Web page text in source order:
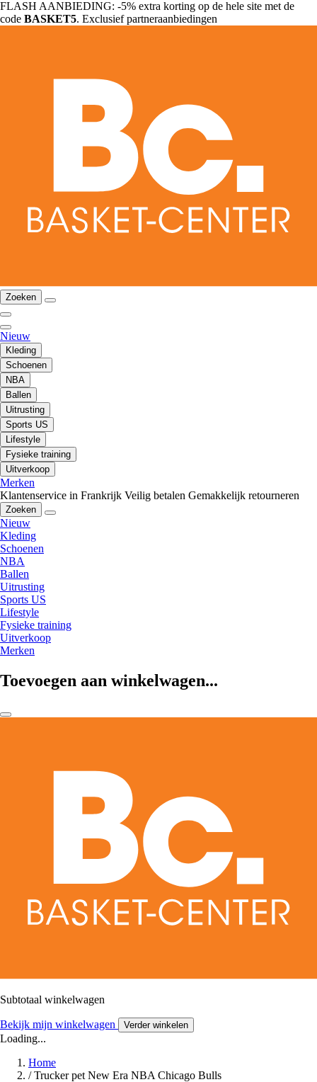
FLASH AANBIEDING: -5% extra korting op de hele site met de
code BASKET5. Exclusief partneraanbiedingen
Zoeken
Nieuw
Kleding
Schoenen
NBA
Ballen
Uitrusting
Sports US
Lifestyle
Fysieke training
Uitverkoop
Merken
Klantenservice in Frankrijk Veilig betalen Gemakkelijk retourneren
Zoeken
Nieuw
Kleding
Schoenen
NBA
Ballen
Uitrusting
Sports US
Lifestyle
Fysieke training
Uitverkoop
Merken
Toevoegen aan winkelwagen...
Subtotaal winkelwagen
Bekijk mijn winkelwagen Verder winkelen
Loading...
Home
/ Trucker pet New Era NBA Chicago Bulls